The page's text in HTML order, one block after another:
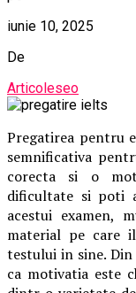
iunie 10, 2025
De
Articoleseo
Pregatirea pentru
semnificativa
corecta si o
dificultate si poti
acestui examen,
material pe care
testului in sine.
ca motivatia este